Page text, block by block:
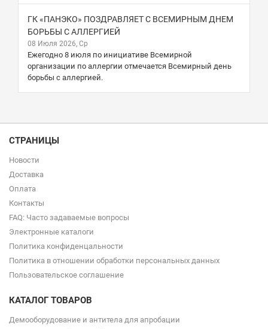
ГК «ПАНЭКО» ПОЗДРАВЛЯЕТ С ВСЕМИРНЫМ ДНЕМ
БОРЬБЫ С АЛЛЕРГИЕЙ
08 Июля 2026, Ср
Ежегодно 8 июля по инициативе Всемирной
организации по аллергии отмечается Всемирный день
борьбы с аллергией.
СТРАНИЦЫ
Новости
Доставка
Оплата
Контакты
FAQ: Часто задаваемые вопросы
Электронные каталоги
Политика конфиденцальности
Политика в отношении обработки персональных данных
Пользовательское соглашение
КАТАЛОГ ТОВАРОВ
Демооборудование и антитела для апробации